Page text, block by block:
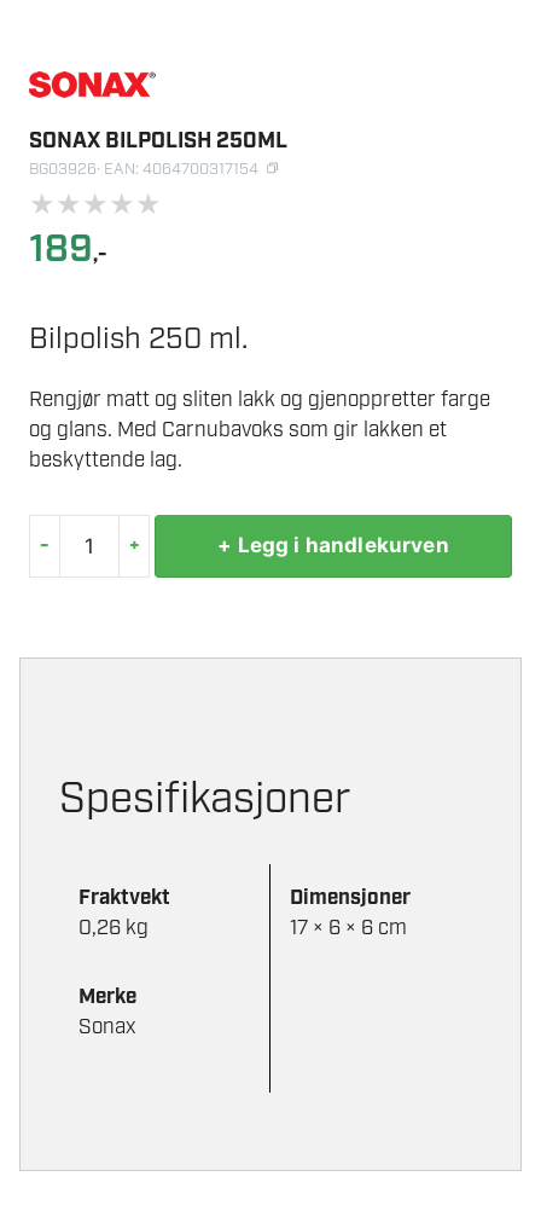
SONAX BILPOLISH 250ML
BG03926· EAN: 4064700317154
★★★★★
189,-
Bilpolish 250 ml.
Rengjør matt og sliten lakk og gjenoppretter farge
og glans. Med Carnubavoks som gir lakken et
beskyttende lag.
- + + Legg i handlekurven
Spesifikasjoner
Fraktvekt
0,26 kg
Dimensjoner
17 × 6 × 6 cm
Merke
Sonax